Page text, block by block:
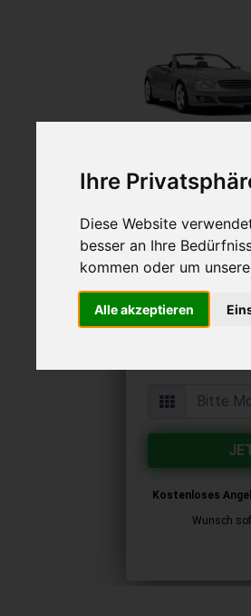
Ihre
Diese Website
besser an Ihre
kommen oder um
Alle akzeptieren
Online
Auf
Kostenloses
Wunsch